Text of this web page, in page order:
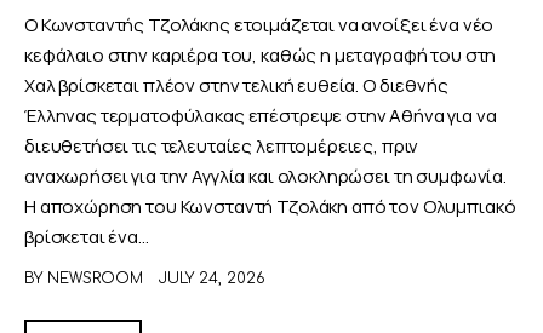
Ο Κωνσταντής Τζολάκης ετοιμάζεται να ανοίξει ένα νέο
κεφάλαιο στην καριέρα του, καθώς η μεταγραφή του στη
Χαλ βρίσκεται πλέον στην τελική ευθεία. Ο διεθνής
Έλληνας τερματοφύλακας επέστρεψε στην Αθήνα για να
διευθετήσει τις τελευταίες λεπτομέρειες, πριν
αναχωρήσει για την Αγγλία και ολοκληρώσει τη συμφωνία.
Η αποχώρηση του Κωνσταντή Τζολάκη από τον Ολυμπιακό
βρίσκεται ένα…
BY NEWSROOM JULY 24, 2026